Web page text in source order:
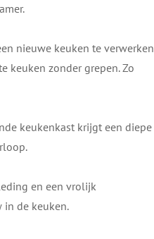
nieuwe keuken te verwerken
keuken zonder grepen. Zo
keukenkast krijgt een diepe
en een vrolijk
in de keuken.